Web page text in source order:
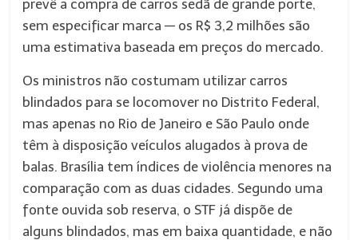
prevê a compra de carros sedã de grande porte,
sem especificar marca — os R$ 3,2 milhões são
uma estimativa baseada em preços do mercado.
Os ministros não costumam utilizar carros
blindados para se locomover no Distrito Federal,
mas apenas no Rio de Janeiro e São Paulo onde
têm à disposição veículos alugados à prova de
balas. Brasília tem índices de violência menores na
comparação com as duas cidades. Segundo uma
fonte ouvida sob reserva, o STF já dispõe de
alguns blindados, mas em baixa quantidade, e não